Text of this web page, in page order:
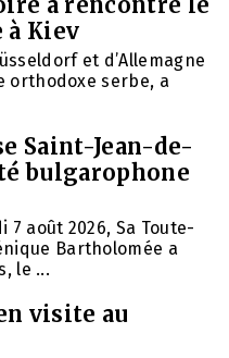
Kiev
et d’Allemagne
orthodoxe serbe, a
Saint-Jean-de-
bulgarophone
7 août 2026, Sa Toute-
Bartholomée a
le ...
visite au